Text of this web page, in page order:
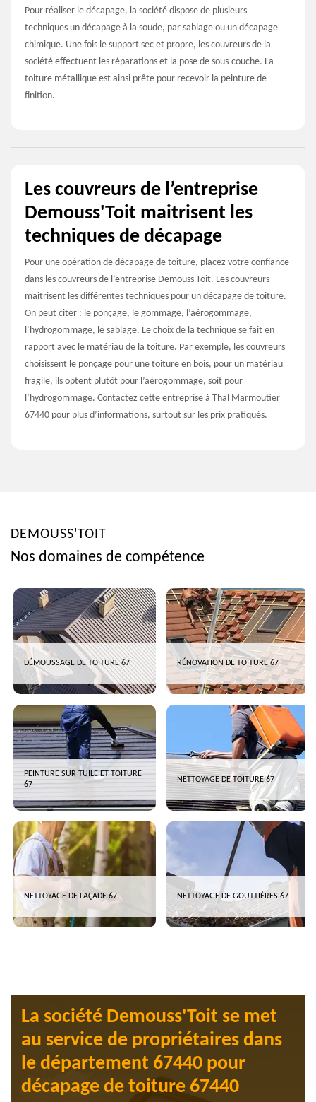
Pour réaliser le décapage, la société dispose de plusieurs
techniques un décapage à la soude, par sablage ou un décapage
chimique. Une fois le support sec et propre, les couvreurs de la
société effectuent les réparations et la pose de sous-couche. La
toiture métallique est ainsi prête pour recevoir la peinture de
finition.
Les couvreurs de l’entreprise
Demouss'Toit maitrisent les
techniques de décapage
Pour une opération de décapage de toiture, placez votre confiance
dans les couvreurs de l’entreprise Demouss'Toit. Les couvreurs
maitrisent les différentes techniques pour un décapage de toiture.
On peut citer : le ponçage, le gommage, l’aérogommage,
l’hydrogommage, le sablage. Le choix de la technique se fait en
rapport avec le matériau de la toiture. Par exemple, les couvreurs
choisissent le ponçage pour une toiture en bois, pour un matériau
fragile, ils optent plutôt pour l’aérogommage, soit pour
l’hydrogommage. Contactez cette entreprise à Thal Marmoutier
67440 pour plus d’informations, surtout sur les prix pratiqués.
DEMOUSS'TOIT
Nos domaines de compétence
DÉMOUSSAGE DE TOITURE 67 RÉNOVATION DE TOITURE 67
PEINTURE SUR TUILE ET TOITURE
67
NETTOYAGE DE TOITURE 67
NETTOYAGE DE FAÇADE 67 NETTOYAGE DE GOUTTIÈRES 67
La société Demouss'Toit se met
au service de propriétaires dans
le département 67440 pour
décapage de toiture 67440